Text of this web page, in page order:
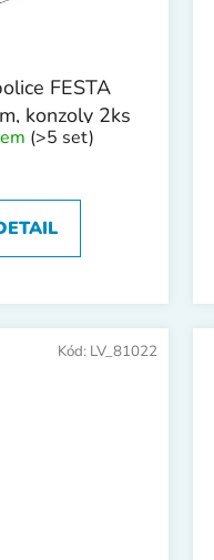
FESTA
konzoly 2ks
(>5 set)
Kód: LV_81022